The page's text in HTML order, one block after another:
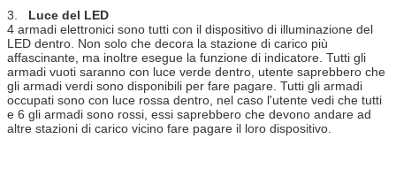
3. Luce del LED
4 armadi elettronici sono tutti con il dispositivo di illuminazione del
LED dentro. Non solo che decora la stazione di carico più
affascinante, ma inoltre esegue la funzione di indicatore. Tutti gli
armadi vuoti saranno con luce verde dentro, utente saprebbero che
gli armadi verdi sono disponibili per fare pagare. Tutti gli armadi
occupati sono con luce rossa dentro, nel caso l'utente vedi che tutti
e 6 gli armadi sono rossi, essi saprebbero che devono andare ad
altre stazioni di carico vicino fare pagare il loro dispositivo.